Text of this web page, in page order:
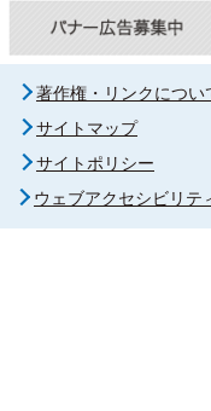
著作権・リンクについ
サイトマップ
サイトポリシー
ウェブアクセシビリテ